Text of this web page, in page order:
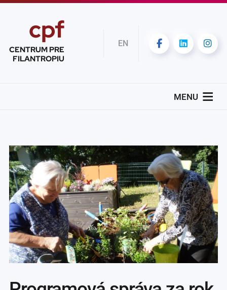
cpf
CENTRUM PRE
FILANTROPIU
EN
MENU